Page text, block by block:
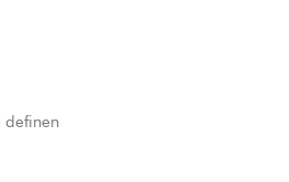
definen